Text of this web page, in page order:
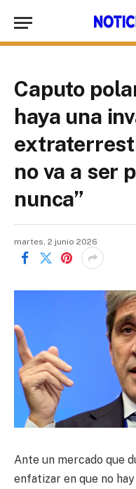
Caputo
haya una
no va a ser
nunca”
martes, 2 junio 2026
Ante un mercado que
enfatizar en que no